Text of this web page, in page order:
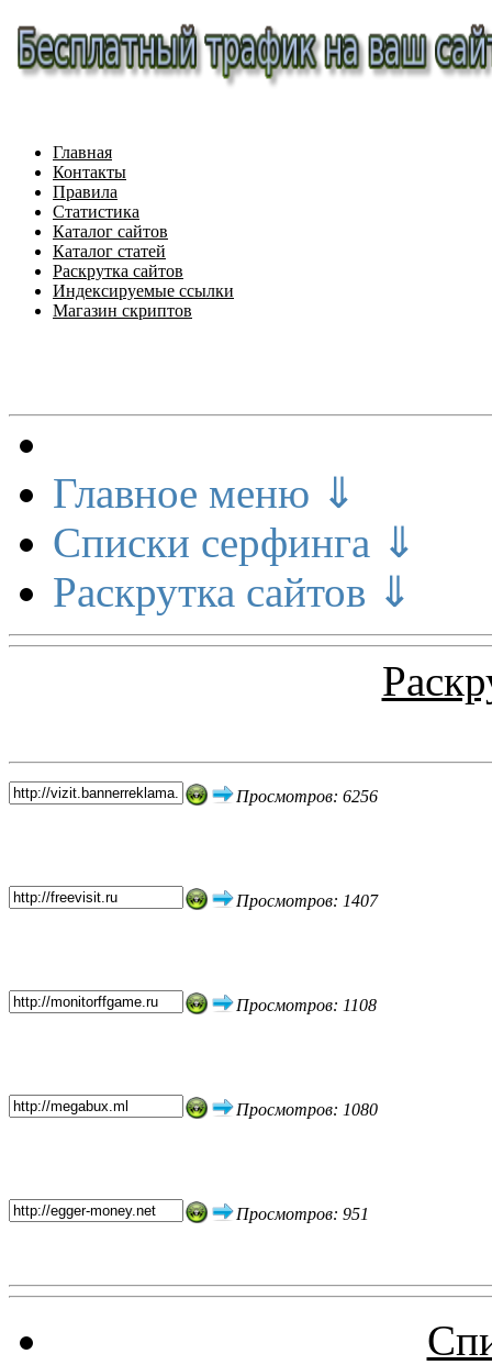
Главная
Контакты
Правила
Статистика
Каталог сайтов
Каталог статей
Раскрутка сайтов
Индексируемые ссылки
Магазин скриптов
Главное меню ⇓
Списки серфинга ⇓
Раскрутка сайтов ⇓
Просмотров: 6256
Просмотров: 1407
Просмотров: 1108
Просмотров: 1080
Просмотров: 951